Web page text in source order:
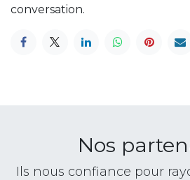
conversation.
Nos
Ils nous confiance pour